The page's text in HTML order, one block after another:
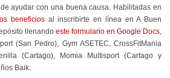
ayudar con una buena causa.
Habilitadas en
beneficiosal inscribirte en línea en A Buen
llenando este formulario en Google Docs
(San Pedro), Gym ASETEC, CrossFitMania
(Cartago), Momia Multisport (Cartago y
Baik.